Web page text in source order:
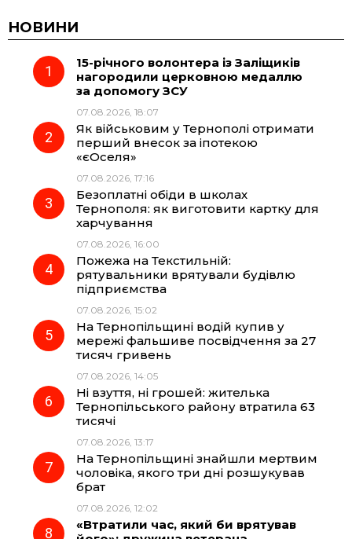
c
e
o
k
e
g
r
a
m
t
A
НОВИНИ
15-річного волонтера із Заліщиків
нагородили церковною медаллю
за допомогу ЗСУ
07.08.2026, 18:07
Як військовим у Тернополі отримати
перший внесок за іпотекою
«єОселя»
07.08.2026, 17:16
Безоплатні обіди в школах
Тернополя: як виготовити картку для
харчування
07.08.2026, 16:00
Пожежа на Текстильній:
рятувальники врятували будівлю
підприємства
07.08.2026, 15:02
На Тернопільщині водій купив у
мережі фальшиве посвідчення за 27
тисяч гривень
07.08.2026, 14:05
Ні взуття, ні грошей: жителька
Тернопільського району втратила 63
тисячі
07.08.2026, 13:17
На Тернопільщині знайшли мертвим
чоловіка, якого три дні розшукував
брат
07.08.2026, 12:02
«Втратили час, який би врятував